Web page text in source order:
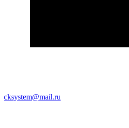
cksystem@mail.ru